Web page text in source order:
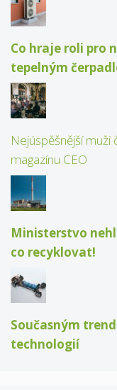
Co hraje roli pro
tepelným
Nejúspěšnější
magazínu CEO
Ministerstvo
co recyklovat!
Současným
technologií